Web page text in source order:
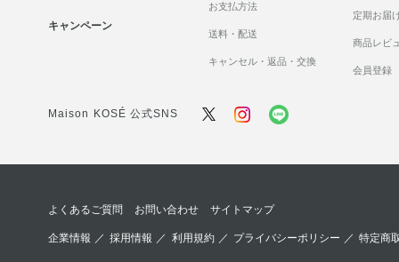
キャンペーン
お支払方法
送料・配送
キャンセル・返品・交換
定期お届
商品レビ
会員登録
Maison KOSÉ 公式SNS
よくあるご質問 お問い合わせ サイトマップ
企業情報 ／採用情報 ／ 利用規約／ プライバシーポリシー ／ 特定商